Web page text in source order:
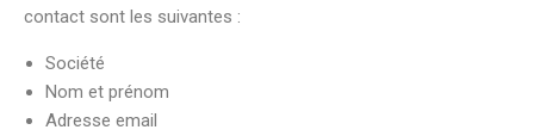
contact sont les suivantes :
Société
Nom et prénom
Adresse email